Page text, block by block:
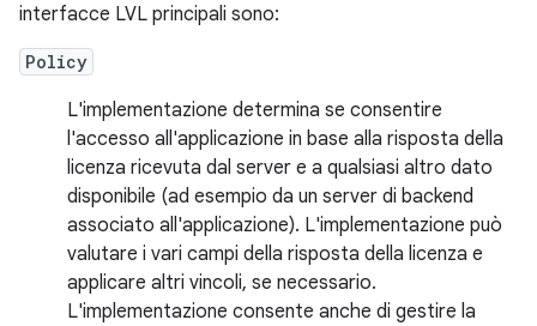
interfacce LVL principali sono:
Policy
L'implementazione determina se consentire
l'accesso all'applicazione in base alla risposta della
licenza ricevuta dal server e a qualsiasi altro dato
disponibile (ad esempio da un server di backend
associato all'applicazione). L'implementazione può
valutare i vari campi della risposta della licenza e
applicare altri vincoli, se necessario.
L'implementazione consente anche di gestire la